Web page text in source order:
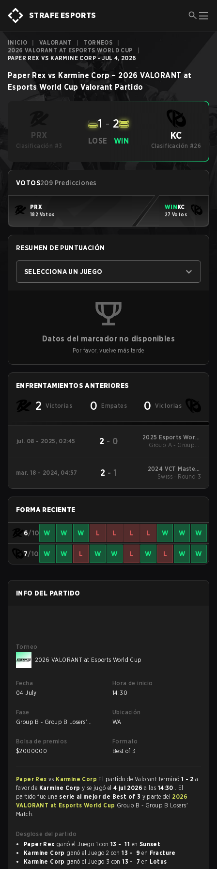
STRAFE ESPORTS
INICIO VALORANT TORNEOS
2026 VALORANT AT ESPORTS WORLD CUP
PAPER REX VS KARMINE CORP - JUL 4, 2026
Paper Rex vs Karmine Corp– 2026 VALORANT at
Esports World Cup Valorant Partido
PRX
Clasificación #3
LOSE
1 - 2
WIN KC
Clasificación #26
VOTOS209 Predicciones
PRX
182 Votos
WINKC
27 Votos
RESUMEN DE PUNTUACIÓN
SELECCIONA UN JUEGO
Datos del marcador no disponibles
Por favor, vuelve más tarde
ENFRENTAMIENTOS ANTERIORES
2 Victorias 0 Empates 0 Victorias
jul. 08 - 2025, 02:45 2 - 0
2025 Esports World
Cup
Group A - Group A
mar. 18 - 2024, 04:57 2 - 1
2024 VCT Masters
Madrid
Swiss - Round 3
FORMA RECIENTE
6/10 W W W L L L L W W W
7/10 W W L W W L W L W W
INFO DEL PARTIDO
Torneo
2026 VALORANT at Esports World Cup
Fecha
04 July
Hora de inicio
14:30
Fase
Group B - Group B Losers'
Ubicación
WA
Bolsa de premios
$2000000
Formato
Best of 3
Paper Rex vs Karmine Corp El partido de Valorant terminó 1 - 2 a
favor de Karmine Corp y se jugó el4 jul 2026a las 14:30 . El
partido fue una serie al mejor de Best of 3 y parte del 2026
VALORANT at Esports World Cup Group B - Group B Losers'
Match.
Desglose del partido
Paper Rex ganó el Juego 1 con13 - 11 en Sunset
Karmine Corp ganó el Juego 2 con13 - 9 en Fracture
Karmine Corp ganó el Juego 3 con13 - 7 en Lotus